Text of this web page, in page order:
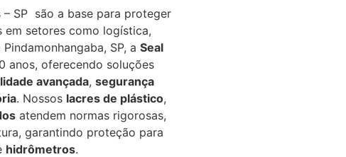
– SP são a base para proteger
em setores como logística,
SP, a Seal
anos, oferecendo soluções
avançada, segurança
. Nossos lacres de plástico,
atendem normas rigorosas,
garantindo proteção para
hidrômetros.